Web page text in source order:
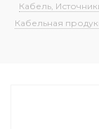
Кабель,
Кабельная